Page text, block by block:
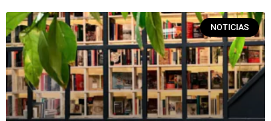
NOTICIAS